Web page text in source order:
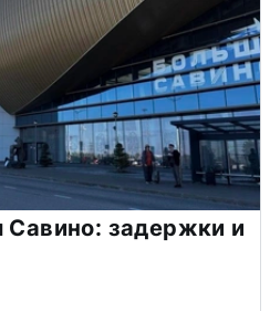
задержки и